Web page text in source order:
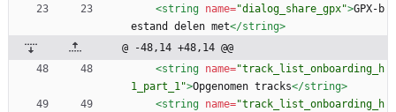
<string name="dialog_share_gpx">GPX-b
estand delen met</string>
@ -48,14 +48,14 @@
<string name="track_list_onboarding_h
1_part_1">Opgenomen tracks</string>
<string name="track_list_onboarding_h